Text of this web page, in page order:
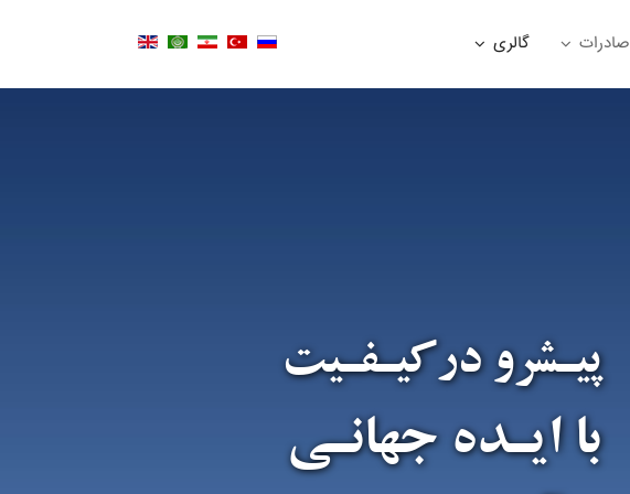
صادرات گالری
پیـشرو درکیـفـیت
با ایـده جهانـی